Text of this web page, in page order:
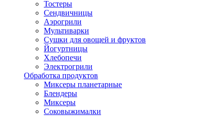
Тостеры
Сендвичницы
Аэрогрили
Мультиварки
Сушки для овощей и фруктов
Йогуртницы
Хлебопечи
Электрогрили
Обработка продуктов
Миксеры планетарные
Блендеры
Миксеры
Соковыжималки